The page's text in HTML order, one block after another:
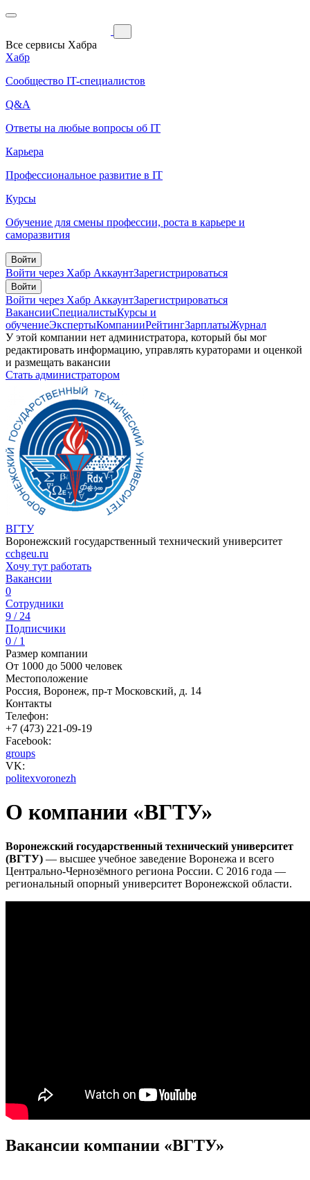
Все сервисы Хабра
Хабр
Сообщество IT-специалистов
Q&A
Ответы на любые вопросы об IT
Карьера
Профессиональное развитие в IT
Курсы
Обучение для смены профессии, роста в карьере и
саморазвития
Войти
Войти через Хабр АккаунтЗарегистрироваться
Войти
Войти через Хабр АккаунтЗарегистрироваться
ВакансииСпециалистыКурсы и
обучениеЭкспертыКомпанииРейтингЗарплатыЖурнал
У этой компании нет администратора, который бы мог
редактировать информацию, управлять кураторами и оценкой
и размещать вакансии
Стать администратором
ВГТУ
Воронежский государственный технический университет
cchgeu.ru
Хочу тут работать
Вакансии
0
Сотрудники
9 / 24
Подписчики
0 / 1
Размер компании
От 1000 до 5000 человек
Местоположение
Россия, Воронеж, пр-т Московский, д. 14
Контакты
Телефон:
+7 (473) 221-09-19
Facebook:
groups
VK:
politexvoronezh
О компании «ВГТУ»
Воронежский государственный технический университет
(ВГТУ) — высшее учебное заведение Воронежа и всего
Центрально-Чернозёмного региона России. С 2016 года —
региональный опорный университет Воронежской области.
Вакансии компании «ВГТУ»